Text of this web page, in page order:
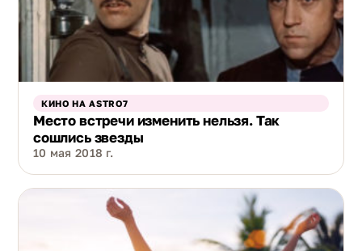
КИНО НА ASTRO7
Место встречи изменить нельзя. Так
сошлись звезды
10 мая 2018 г.